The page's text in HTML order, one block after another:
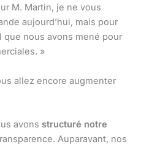
M. Martin, je ne vous
aujourd’hui, mais pour
que nous avons mené pour
»
allez encore augmenter
avons structuré notre
Auparavant, nos